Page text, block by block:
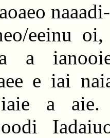
eeinu oi,
a
e iai
a aie.